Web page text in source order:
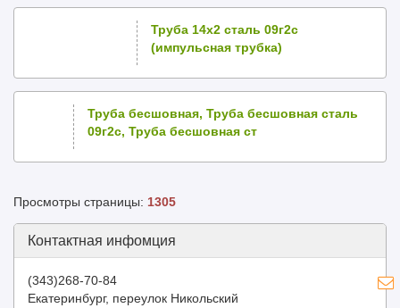
Труба 14х2 сталь 09г2с
(импульсная трубка)
Труба бесшовная, Труба бесшовная сталь
09г2с, Труба бесшовная ст
Просмотры страницы: 1305
Контактная инфомция
(343)268-70-84
Екатеринбург, переулок Никольский